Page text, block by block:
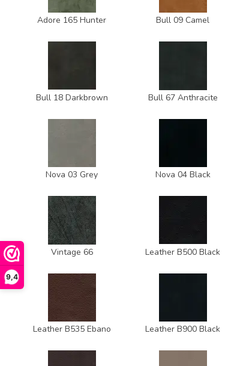
9,4
Adore 165 Hunter Bull 09 Camel
Bull 18 Darkbrown Bull 67 Anthracite
Nova 03 Grey Nova 04 Black
Vintage 66 Leather B500 Black
Leather B535 Ebano Leather B900 Black